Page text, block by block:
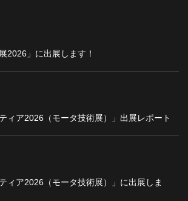
2026」に出展します！
ィア2026（モータ技術展）」出展レポート
ィア2026（モータ技術展）」に出展しま